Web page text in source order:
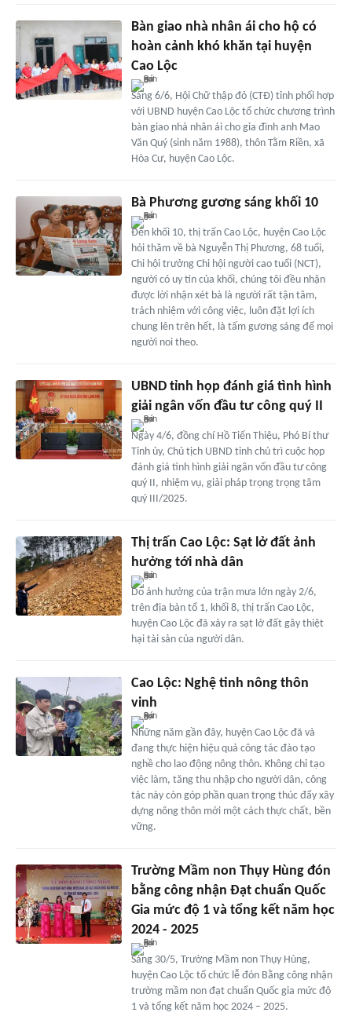
Bàn giao nhà nhân ái cho hộ có
hoàn cảnh khó khăn tại huyện
Cao Lộc
Sáng 6/6, Hội Chữ thập đỏ (CTĐ) tỉnh phối hợp
với UBND huyện Cao Lộc tổ chức chương trình
bàn giao nhà nhân ái cho gia đình anh Mao
Văn Quý (sinh năm 1988), thôn Tằm Riền, xã
Hòa Cư, huyện Cao Lộc.
Bà Phương gương sáng khối 10
Đến khối 10, thị trấn Cao Lộc, huyện Cao Lộc
hỏi thăm về bà Nguyễn Thị Phương, 68 tuổi,
Chi hội trưởng Chi hội người cao tuổi (NCT),
người có uy tín của khối, chúng tôi đều nhận
được lời nhận xét bà là người rất tận tâm,
trách nhiệm với công việc, luôn đặt lợi ích
chung lên trên hết, là tấm gương sáng để mọi
người noi theo.
UBND tỉnh họp đánh giá tình hình
giải ngân vốn đầu tư công quý II
Ngày 4/6, đồng chí Hồ Tiến Thiệu, Phó Bí thư
Tỉnh ủy, Chủ tịch UBND tỉnh chủ trì cuộc họp
đánh giá tình hình giải ngân vốn đầu tư công
quý II, nhiệm vụ, giải pháp trọng trọng tâm
quý III/2025.
Thị trấn Cao Lộc: Sạt lở đất ảnh
hưởng tới nhà dân
Do ảnh hưởng của trận mưa lớn ngày 2/6,
trên địa bàn tổ 1, khối 8, thị trấn Cao Lộc,
huyện Cao Lộc đã xảy ra sạt lở đất gây thiệt
hại tài sản của người dân.
Cao Lộc: Nghệ tinh nông thôn
vinh
Những năm gần đây, huyện Cao Lộc đã và
đang thực hiện hiệu quả công tác đào tạo
nghề cho lao động nông thôn. Không chỉ tạo
việc làm, tăng thu nhập cho người dân, công
tác này còn góp phần quan trọng thúc đẩy xây
dựng nông thôn mới một cách thực chất, bền
vững.
Trường Mầm non Thụy Hùng đón
bằng công nhận Đạt chuẩn Quốc
Gia mức độ 1 và tổng kết năm học
2024 - 2025
Sáng 30/5, Trường Mầm non Thụy Hùng,
huyện Cao Lộc tổ chức lễ đón Bằng công nhận
trường mầm non đạt chuẩn Quốc gia mức độ
1 và tổng kết năm học 2024 – 2025.